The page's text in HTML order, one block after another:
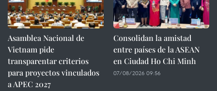
Asamblea Nacional de
Vietnam pide
transparentar criterios
para proyectos vinculados
a APEC 2027
Consolidan la amistad
entre países de la ASEAN
en Ciudad Ho Chi Minh
07/08/2026 09:56